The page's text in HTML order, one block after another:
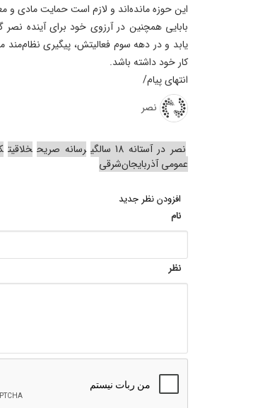
این حوزه مانده‌اند و لازم است حمایت مادی و
بابایی همچنین در آرزوی خود برای آینده
یابد و در دهه سوم فعالیتش، پیگیری نظام‌مند
کار خود داشته باشد.
انتهای پیام/
نصر
نصر در آستانه 18 سالگی رسانه صریح خلاقیت
عمومی آذربایجان‌شرقی
افزودن نظر جدید
نام
نظر